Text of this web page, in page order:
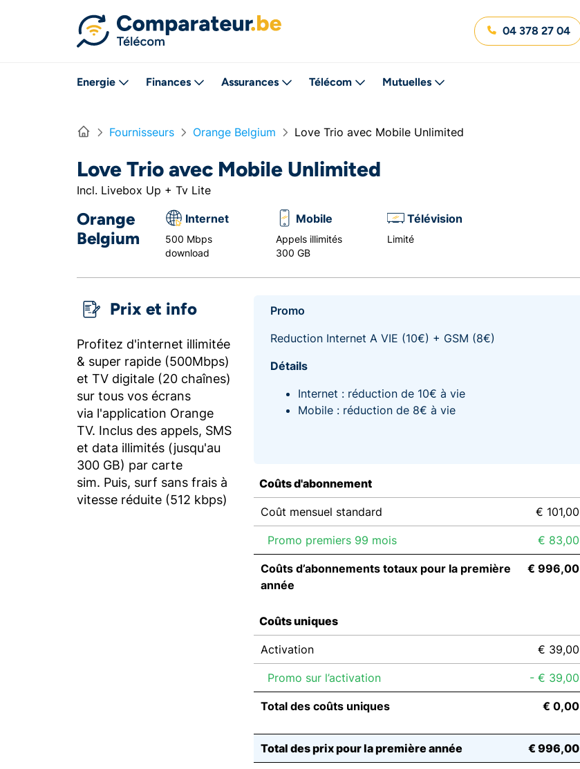
04 378 27 04
Energie Finances Assurances Télécom Mutuelles
Home Fournisseurs Orange Belgium Love Trio avec Mobile Unlimited
Love Trio avec Mobile Unlimited
Incl. Livebox Up + Tv Lite
Orange
Belgium
Internet
500 Mbps
download
Mobile
Appels illimités
300 GB
Télévision
Limité
Prix et info
Profitez d'internet illimitée
& super rapide (500Mbps)
et TV digitale (20 chaînes)
sur tous vos écrans
via l'application Orange
TV. Inclus des appels, SMS
et data illimités (jusqu'au
300 GB) par carte
sim. Puis, surf sans frais à
vitesse réduite (512 kbps)
Promo
Reduction Internet A VIE (10€) + GSM (8€)
Détails
Internet : réduction de 10€ à vie
Mobile : réduction de 8€ à vie
Coûts d'abonnement
Coût mensuel standard € 101,00
Promo premiers 99 mois € 83,00
Coûts d’abonnements totaux pour la première
année
€ 996,00
Coûts uniques
Activation € 39,00
Promo sur l’activation - € 39,00
Total des coûts uniques € 0,00
Total des prix pour la première année € 996,00